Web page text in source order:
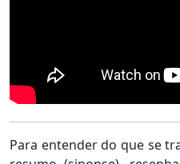
Para entender do que se